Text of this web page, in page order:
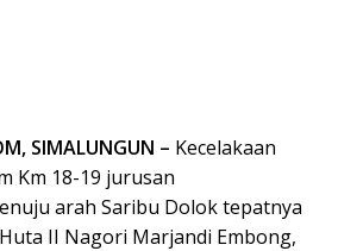
SIMALUNGUN – Kecelakaan
Km 18-19 jurusan
arah Saribu Dolok tepatnya
II Nagori Marjandi Embong,